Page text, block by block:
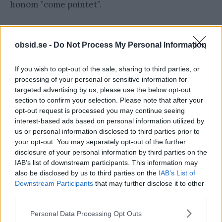
obsid.se - Do Not Process My Personal Information
If you wish to opt-out of the sale, sharing to third parties, or
processing of your personal or sensitive information for
targeted advertising by us, please use the below opt-out
section to confirm your selection. Please note that after your
opt-out request is processed you may continue seeing
interest-based ads based on personal information utilized by
us or personal information disclosed to third parties prior to
your opt-out. You may separately opt-out of the further
disclosure of your personal information by third parties on the
IAB’s list of downstream participants. This information may
also be disclosed by us to third parties on the IAB’s List of
Downstream Participants that may further disclose it to other
Please note that this website/app uses one or more Google
Personal Data Processing Opt Outs
honom ”come pointet”.
shooterns första kast, fast det påverkar bara dig.
det som att du är shootern i en egen liten runda
men att han som egentligen är shooter kastar
tärningarna åt dig.
4: Don't come bet
Precis som ”pass line bet” och ”don't pass line bet”
är motsatser så är ”don't come bet” och ”come
bet” motsatser till varandra. Här vinner
man istället om tärningarna visar en 2:a, 3:a eller
12:a, och man förlorar om det blir 7 eller 11. Men